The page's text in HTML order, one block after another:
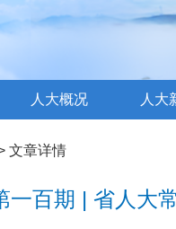
人大概况 人大
文章详情
一百期 | 省人大